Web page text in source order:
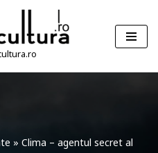
» Clima – agentul secret al